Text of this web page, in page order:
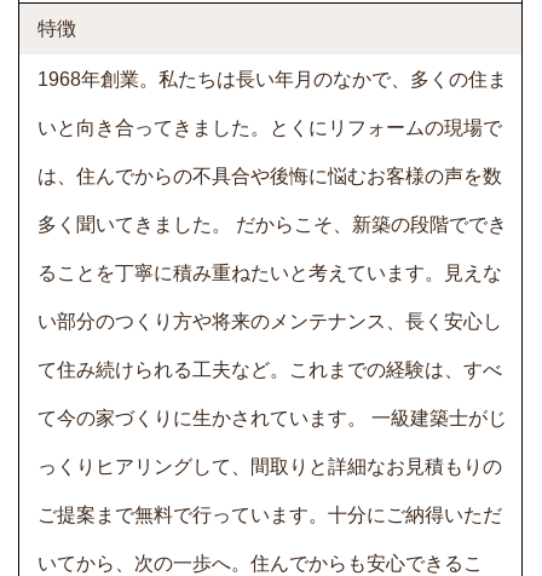
特徴
1968年創業。私たちは長い年月のなかで、多くの住ま
いと向き合ってきました。とくにリフォームの現場で
は、住んでからの不具合や後悔に悩むお客様の声を数
多く聞いてきました。 だからこそ、新築の段階ででき
ることを丁寧に積み重ねたいと考えています。見えな
い部分のつくり方や将来のメンテナンス、長く安心し
て住み続けられる工夫など。これまでの経験は、すべ
て今の家づくりに生かされています。 一級建築士がじ
っくりヒアリングして、間取りと詳細なお見積もりの
ご提案まで無料で行っています。十分にご納得いただ
いてから、次の一歩へ。住んでからも安心できるこ